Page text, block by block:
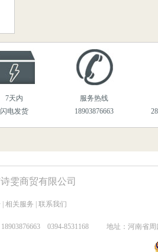
7天内
闪电发货
服务热线
18903876663
雯商贸有限公司
相关服务 联系我们
18903876663 0394-8531168 地